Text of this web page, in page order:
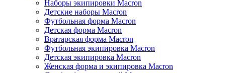
Наборы экипировки Macron
Детские наборы Macron
Футбольная форма Macron
Детская форма Macron
Вратарская форма Macron
Футбольная экипировка Macron
Детская экипировка Macron
Женская форма и экипировка Macron